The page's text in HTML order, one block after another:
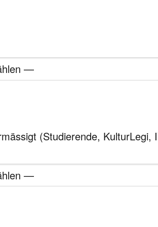
(Studierende, KulturLegi,